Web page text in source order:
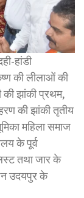
हांडी
की लीलाओं की
की झांकी प्रथम,
की झांकी तृतीय
महिला समाज
के पूर्व
तथा जार के
उदयपुर के